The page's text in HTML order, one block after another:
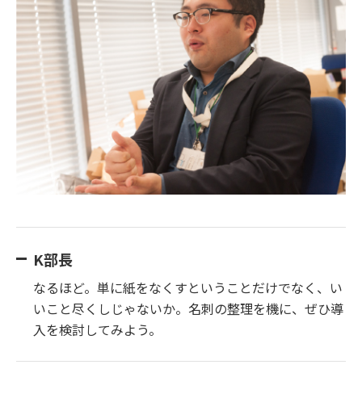
K部長
なるほど。単に紙をなくすということだけでなく、い
いこと尽くしじゃないか。名刺の整理を機に、ぜひ導
入を検討してみよう。